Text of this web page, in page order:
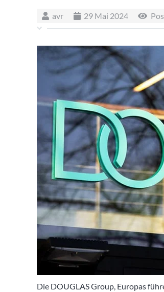
avr 29 Mai 2024
Die DOUGLAS Group, Europas